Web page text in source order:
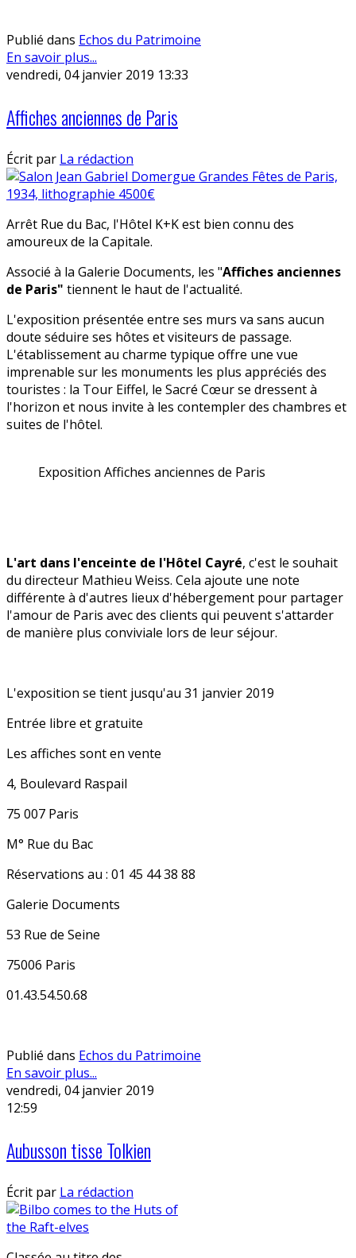
Publié dans Echos du Patrimoine
En savoir plus...
vendredi, 04 janvier 2019 13:33
Affiches anciennes de Paris
Écrit par La rédaction
Arrêt Rue du Bac, l'Hôtel K+K est bien connu des
amoureux de la Capitale.
Associé à la Galerie Documents, les "Affiches anciennes
de Paris" tiennent le haut de l'actualité.
L'exposition présentée entre ses murs va sans aucun
doute séduire ses hôtes et visiteurs de passage.
L'établissement au charme typique offre une vue
imprenable sur les monuments les plus appréciés des
touristes : la Tour Eiffel, le Sacré Cœur se dressent à
l'horizon et nous invite à les contempler des chambres et
suites de l'hôtel.
Exposition Affiches anciennes de Paris
L'art dans l'enceinte de l'Hôtel Cayré, c'est le souhait
du directeur Mathieu Weiss. Cela ajoute une note
différente à d'autres lieux d'hébergement pour partager
l'amour de Paris avec des clients qui peuvent s'attarder
de manière plus conviviale lors de leur séjour.
L'exposition se tient jusqu'au 31 janvier 2019
Entrée libre et gratuite
Les affiches sont en vente
4, Boulevard Raspail
75 007 Paris
M° Rue du Bac
Réservations au : 01 45 44 38 88
Galerie Documents
53 Rue de Seine
75006 Paris
01.43.54.50.68
Publié dans Echos du Patrimoine
En savoir plus...
vendredi, 04 janvier 2019
12:59
Aubusson tisse Tolkien
Écrit par La rédaction